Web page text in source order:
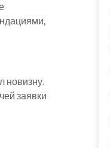
новизну.
заявки